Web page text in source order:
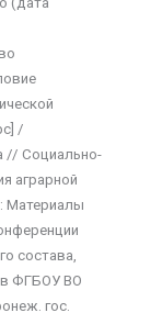
/
// Социально-
аграрной
Материалы
состава,
ФГБОУ ВО
гос.